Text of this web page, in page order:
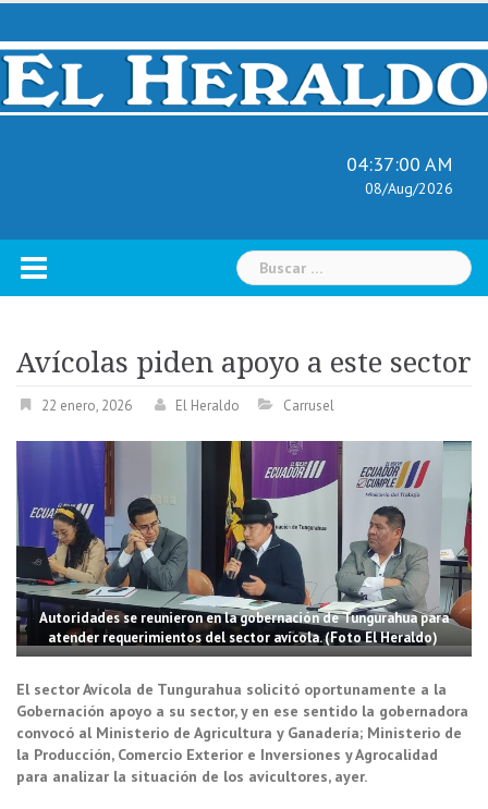
Skip
content
04:37:01 AM
08/Aug/2026
Buscar:
Avícolas piden apoyo a este sector
22 enero, 2026 El Heraldo Carrusel
Autoridades se reunieron en la gobernación de Tungurahua para
atender requerimientos del sector avícola. (Foto El Heraldo)
El sector Avícola de Tungurahua solicitó oportunamente a la
Gobernación apoyo a su sector, y en ese sentido la gobernadora
convocó al Ministerio de Agricultura y Ganadería; Ministerio de
la Producción, Comercio Exterior e Inversiones y Agrocalidad
para analizar la situación de los avicultores, ayer.